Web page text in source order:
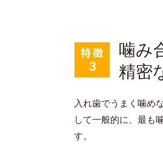
噛み
精密
入れ歯でうまく噛め
して一般的に、最も
す。